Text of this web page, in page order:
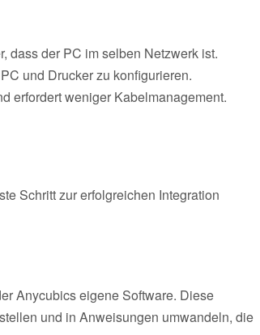
dass der PC im selben Netzwerk ist.
und Drucker zu konfigurieren.
erfordert weniger Kabelmanagement.
Schritt zur erfolgreichen Integration
Anycubics eigene Software. Diese
und in Anweisungen umwandeln, die